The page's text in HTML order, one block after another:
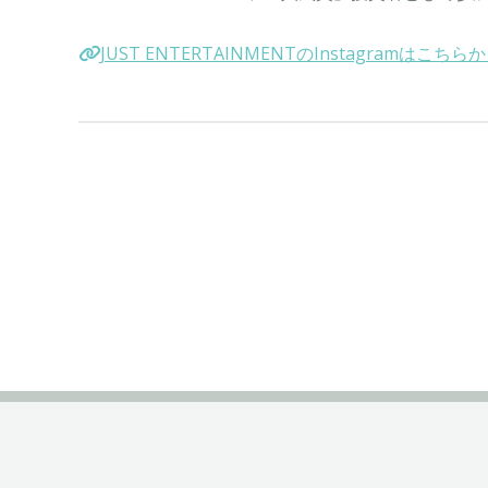
JUST ENTERTAINMENTのInstagramはこちらか